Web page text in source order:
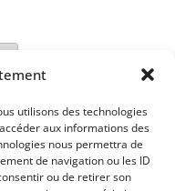
utilisons des technologies
aux informations des
nous permettra de
de navigation ou les ID
ou de retirer son